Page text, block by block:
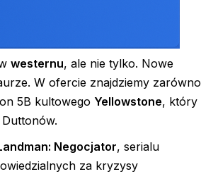
westernu, ale nie tylko. Nowe
W ofercie znajdziemy zarówno
5B kultowego Yellowstone, który
Negocjator, serialu
za kryzysy